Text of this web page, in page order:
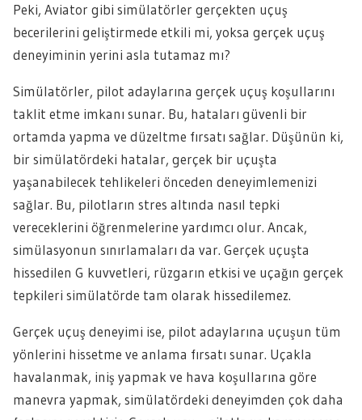
Peki, Aviator gibi simülatörler gerçekten uçuş
becerilerini geliştirmede etkili mi, yoksa gerçek uçuş
deneyiminin yerini asla tutamaz mı?
Simülatörler, pilot adaylarına gerçek uçuş koşullarını
taklit etme imkanı sunar. Bu, hataları güvenli bir
ortamda yapma ve düzeltme fırsatı sağlar. Düşünün ki,
bir simülatördeki hatalar, gerçek bir uçuşta
yaşanabilecek tehlikeleri önceden deneyimlemenizi
sağlar. Bu, pilotların stres altında nasıl tepki
vereceklerini öğrenmelerine yardımcı olur. Ancak,
simülasyonun sınırlamaları da var. Gerçek uçuşta
hissedilen G kuvvetleri, rüzgarın etkisi ve uçağın gerçek
tepkileri simülatörde tam olarak hissedilemez.
Gerçek uçuş deneyimi ise, pilot adaylarına uçuşun tüm
yönlerini hissetme ve anlama fırsatı sunar. Uçakla
havalanmak, iniş yapmak ve hava koşullarına göre
manevra yapmak, simülatördeki deneyimden çok daha